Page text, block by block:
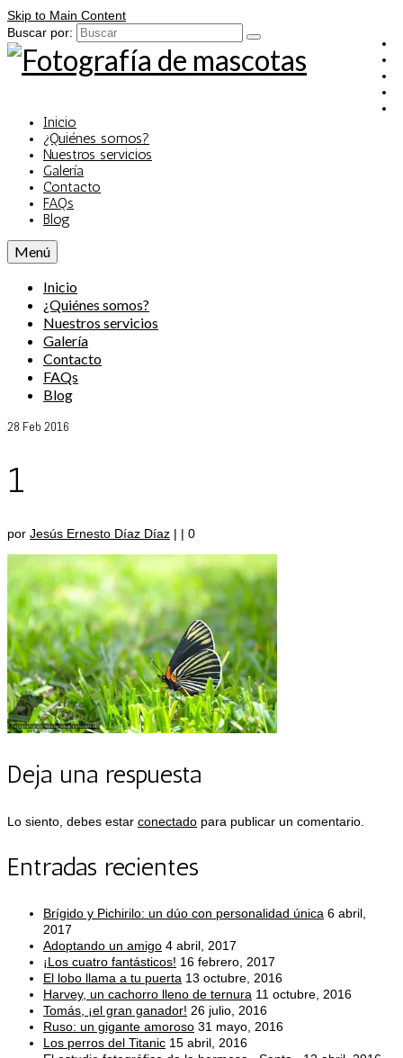
Skip to Main Content
Buscar por:
Inicio
¿Quiénes somos?
Nuestros servicios
Galería
Contacto
FAQs
Blog
Menú
Inicio
¿Quiénes somos?
Nuestros servicios
Galería
Contacto
FAQs
Blog
28 Feb 2016
1
por Jesús Ernesto Díaz Díaz | | 0
Deja una respuesta
Lo siento, debes estar conectado para publicar un comentario.
Entradas recientes
Brígido y Pichirilo: un dúo con personalidad única 6 abril,
2017
Adoptando un amigo 4 abril, 2017
¡Los cuatro fantásticos! 16 febrero, 2017
El lobo llama a tu puerta 13 octubre, 2016
Harvey, un cachorro lleno de ternura 11 octubre, 2016
Tomás, ¡el gran ganador! 26 julio, 2016
Ruso: un gigante amoroso 31 mayo, 2016
Los perros del Titanic 15 abril, 2016